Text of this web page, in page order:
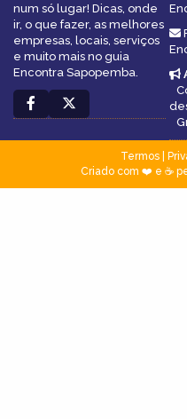
num só lugar! Dicas, onde
ir, o que fazer, as melhores
empresas, locais, serviços
e muito mais no guia
Encontra Sapopemba.
Termos|
Criado com ❤️ e ☕